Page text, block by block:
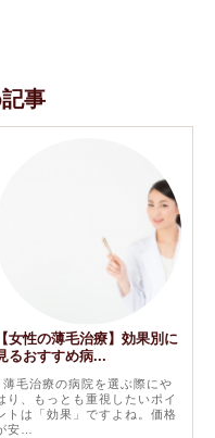
事
【女性の薄毛治療】効果別に
るおすすめ病...
薄毛治療の病院を選ぶ際にや
り、もっとも重視したいポイ
トは「効果」ですよね。価格
安…